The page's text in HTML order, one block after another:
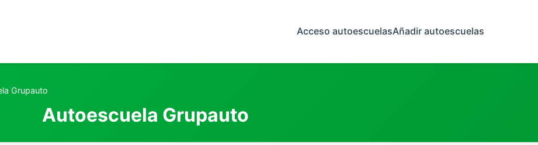
Acceso autoescuelasAñadir autoescuelas
Grupauto
Autoescuela Grupauto